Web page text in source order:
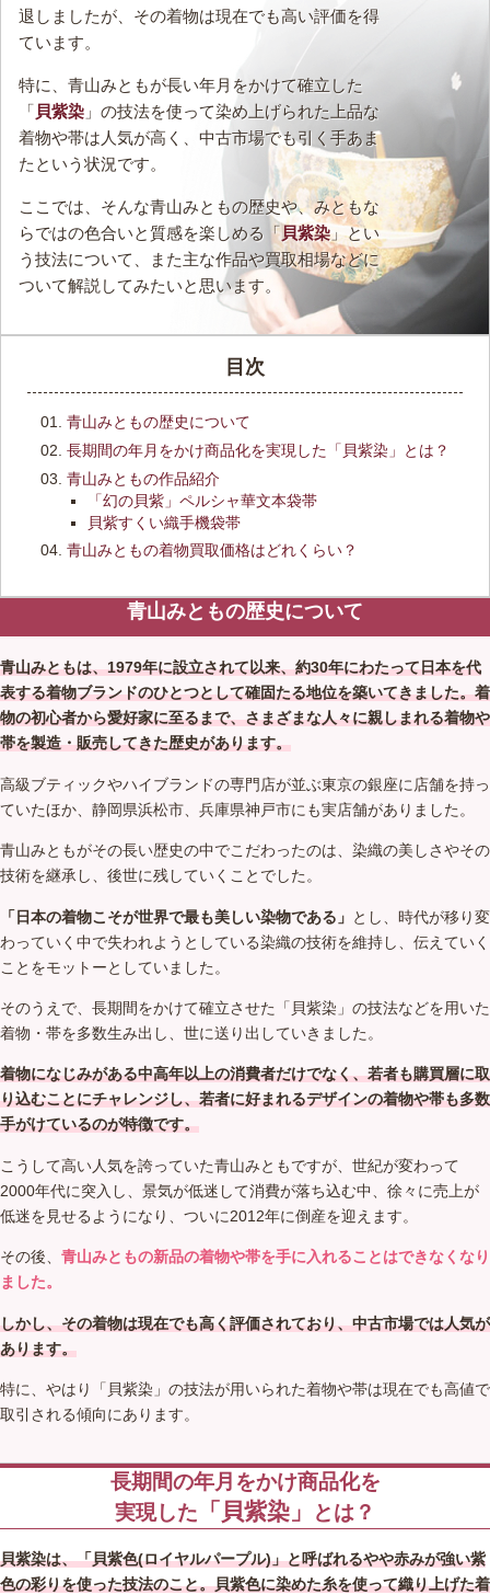
退しましたが、その着物は現在でも高い評価を得
ています。
特に、青山みともが長い年月をかけて確立した
「 貝紫染 」の技法を使って染め上げられた上品な
着物や帯は人気が高く、中古市場でも引く手あま
たという状況です。
ここでは、そんな青山みともの歴史や、みともな
らではの色合いと質感を楽しめる「 貝紫染」とい
う技法について、また主な作品や買取相場などに
ついて解説してみたいと思います。
目次
青山みともの歴史について
長期間の年月をかけ商品化を実現した「貝紫染」とは？
青山みともの作品紹介
「幻の貝紫」ペルシャ華文本袋帯
貝紫すくい織手機袋帯
青山みともの着物買取価格はどれくらい？
青山みともの歴史について
青山みともは、1979年に設立されて以来、約30年にわたって日本を代
表する着物ブランドのひとつとして確固たる地位を築いてきました。着
物の初心者から愛好家に至るまで、さまざまな人々に親しまれる着物や
帯を製造・販売してきた歴史があります。
高級ブティックやハイブランドの専門店が並ぶ東京の銀座に店舗を持っ
ていたほか、静岡県浜松市、兵庫県神戸市にも実店舗がありました。
青山みともがその長い歴史の中でこだわったのは、染織の美しさやその
技術を継承し、後世に残していくことでした。
「日本の着物こそが世界で最も美しい染物である」 とし、時代が移り変
わっていく中で失われようとしている染織の技術を維持し、伝えていく
ことをモットーとしていました。
そのうえで、長期間をかけて確立させた「貝紫染」の技法などを用いた
着物・帯を多数生み出し、世に送り出していきました。
着物になじみがある中高年以上の消費者だけでなく、若者も購買層に取
り込むことにチャレンジし、若者に好まれるデザインの着物や帯も多数
手がけているのが特徴です。
こうして高い人気を誇っていた青山みともですが、世紀が変わって
2000年代に突入し、景気が低迷して消費が落ち込む中、徐々に売上が
低迷を見せるようになり、ついに2012年に倒産を迎えます。
その後、 青山みともの新品の着物や帯を手に入れることはできなくなり
ました。
しかし、その着物は現在でも高く評価されており、中古市場では人気が
あります。
特に、やはり「貝紫染」の技法が用いられた着物や帯は現在でも高値で
取引される傾向にあります。
長期間の年月をかけ商品化を
実現した
「貝紫染」 とは？
貝紫染は、「貝紫色(ロイヤルパープル)」と呼ばれるやや赤みが強い紫
色の彩りを使った技法のこと。貝紫色に染めた糸を使って織り上げた着